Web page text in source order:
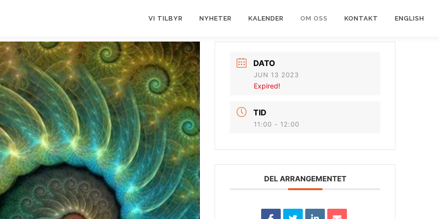
VI TILBYR NYHETER KALENDER OM OSS KONTAKT ENGLISH
DATO
JUN 13 2023
Expired!
TID
11:00 - 12:00
DEL ARRANGEMENTET